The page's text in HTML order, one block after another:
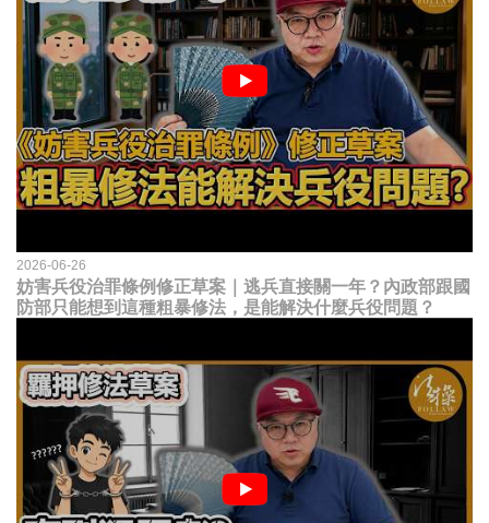
2026-06-26
妨害兵役治罪條例修正草案｜逃兵直接關一年？內政部跟國
防部只能想到這種粗暴修法，是能解決什麼兵役問題？